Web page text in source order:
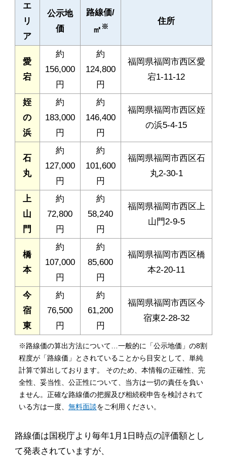
エ
リ
ア
公示地
価
路線価/
㎡ ※
住所
愛
宕
約
156,000
円
約
124,800
円
福岡県福岡市西区愛
宕1-11-12
姪
の
浜
約
183,000
円
約
146,400
円
福岡県福岡市西区姪
の浜5-4-15
石
丸
約
127,000
円
約
101,600
円
福岡県福岡市西区石
丸2-30-1
上
山
門
約
72,800
円
約
58,240
円
福岡県福岡市西区上
山門2-9-5
橋
本
約
107,000
円
約
85,600
円
福岡県福岡市西区橋
本2-20-11
今
宿
東
約
76,500
円
約
61,200
円
福岡県福岡市西区今
宿東2-28-32
※路線価の算出方法について…一般的に「公示地価」の8割
程度が「路線価」とされていることから目安として、単純
計算で算出しております。 そのため、本情報の正確性、完
全性、妥当性、公正性について、当方は一切の責任を負い
ません。正確な路線価の把握及び相続税申告を検討されて
いる方は一度、 無料面談をご利用ください。
路線価は国税庁より毎年1月1日時点の評価額とし
て発表されていますが、